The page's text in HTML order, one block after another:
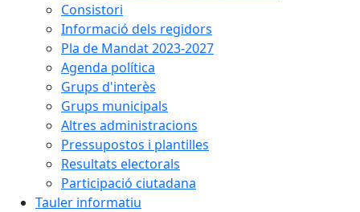
Consistori
Informació dels regidors
Pla de Mandat 2023-2027
Agenda política
Grups d'interès
Grups municipals
Altres administracions
Pressupostos i plantilles
Resultats electorals
Participació ciutadana
Tauler informatiu